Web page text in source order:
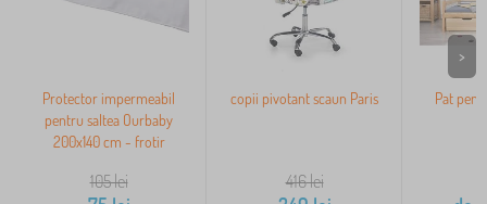
Protector impermeabil
pentru saltea Ourbaby
200x140 cm - frotir
105lei
copii pivotant scaun Paris
416lei
Pat
>